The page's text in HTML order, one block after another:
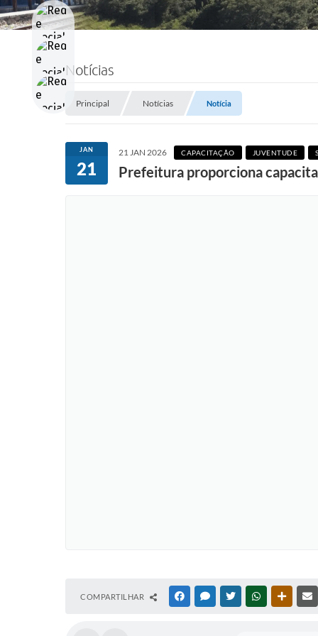
Notícias
Principal Notícias Notícia
JAN
21
21 JAN 2026 CAPACITAÇÃO JUVENTUDE
Prefeitura proporciona
COMPARTILHAR FACEBOOKMESSENGER
TWITTERWHATSAPP